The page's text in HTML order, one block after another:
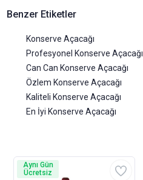
Benzer Etiketler
Konserve Açacağı
Profesyonel Konserve Açacağı
Can Can Konserve Açacağı
Özlem Konserve Açacağı
Kaliteli Konserve Açacağı
En İyi Konserve Açacağı
Aynı Gün
Ücretsiz